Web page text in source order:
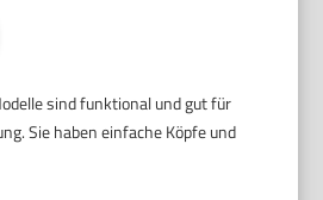
sind funktional und gut für
Sie haben einfache Köpfe und